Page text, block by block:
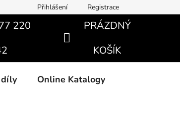
Přihlášení Registrace
220
NÁKUPNÍ
KOŠÍK
PRÁZDNÝ
KOŠÍK
díly Online Katalogy